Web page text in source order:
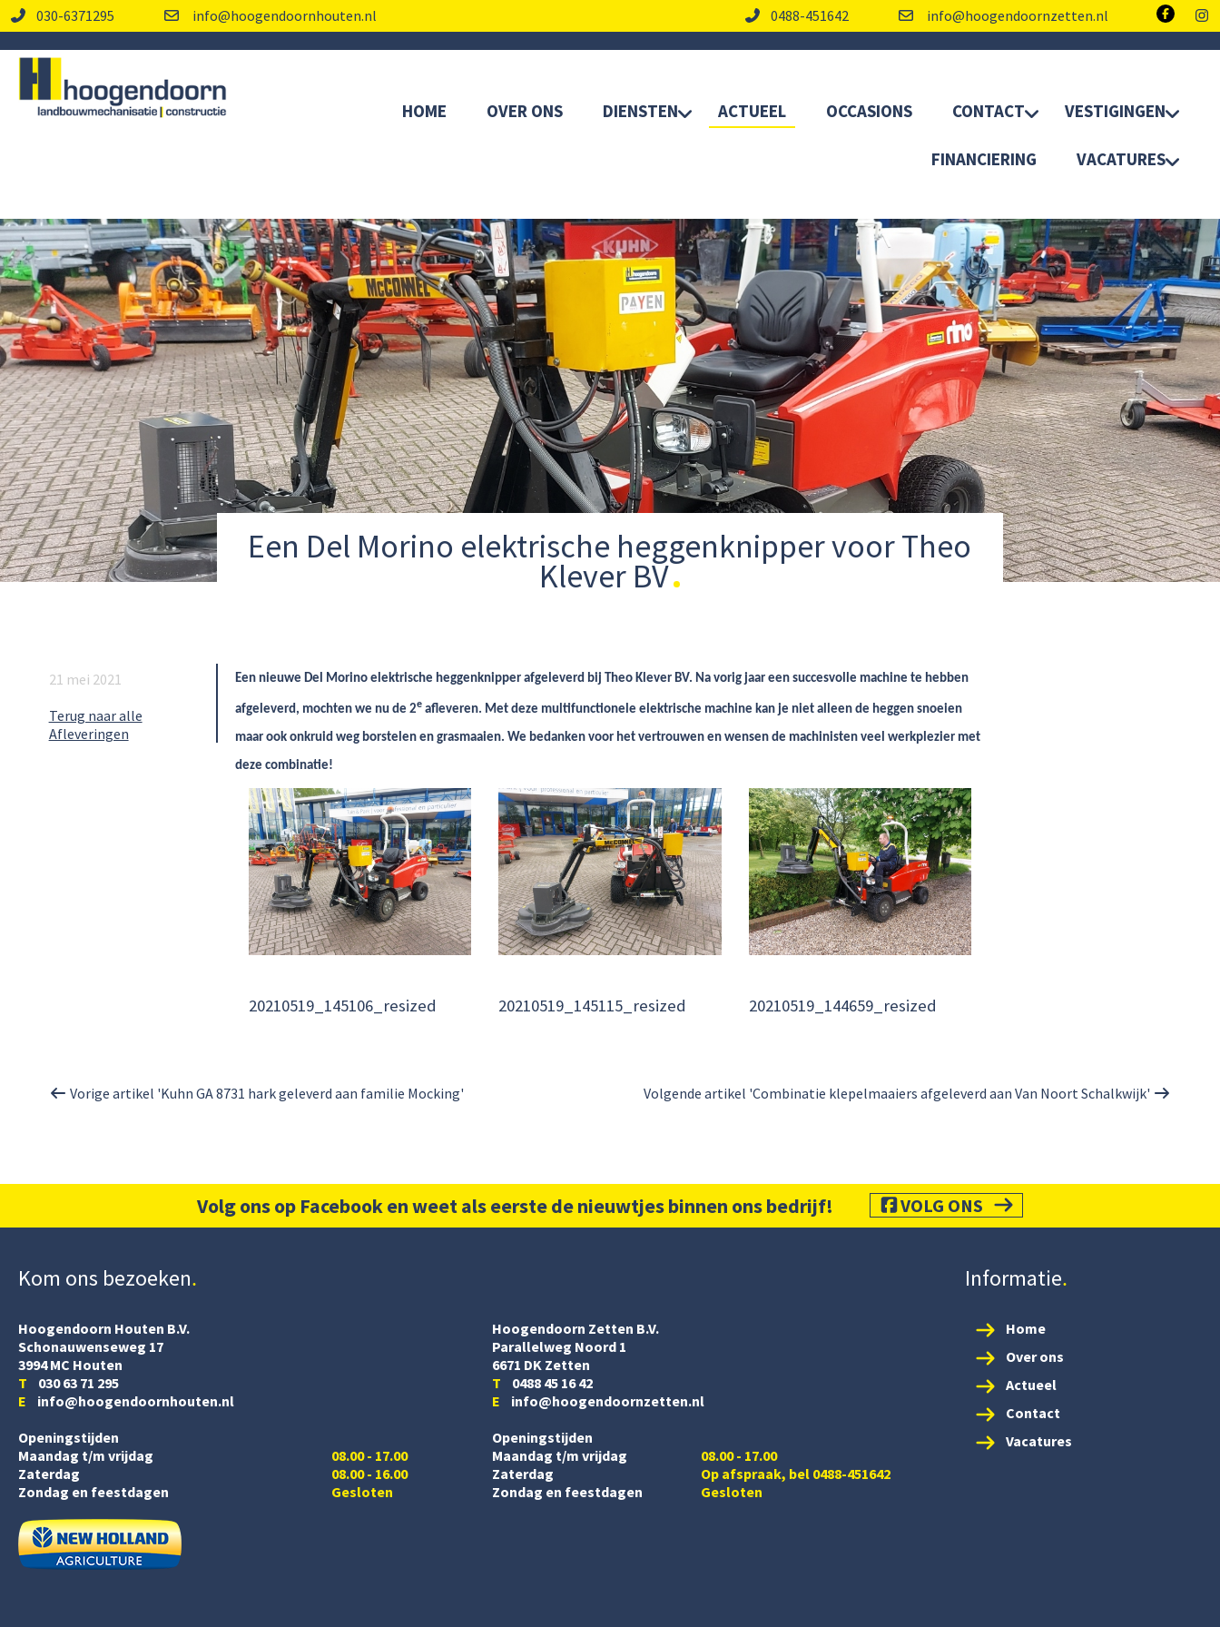
030-6371295 info@hoogendoornhouten.nl 0488-451642 info@hoogendoornzetten.nl
HOME OVER ONS DIENSTEN ACTUEEL OCCASIONS CONTACT VESTIGINGEN
FINANCIERING VACATURES
Een Del Morino elektrische heggenknipper voor Theo
Klever BV
21 mei 2021
Terug naar alle
Afleveringen
Een nieuwe Del Morino elektrische heggenknipper afgeleverd bij Theo Klever BV. Na vorig jaar een succesvolle machine te hebben
afgeleverd, mochten we nu de 2e afleveren. Met deze multifunctionele elektrische machine kan je niet alleen de heggen snoeien
maar ook onkruid weg borstelen en grasmaaien. We bedanken voor het vertrouwen en wensen de machinisten veel werkplezier met
deze combinatie!
20210519_145106_resized 20210519_145115_resized 20210519_144659_resized
Volgende artikel 'Combinatie klepelmaaiers afgeleverd aan Van Noort Schalkwijk'
Vorige artikel 'Kuhn GA 8731 hark geleverd aan familie Mocking'
Volg ons op Facebook en weet als eerste de nieuwtjes binnen ons bedrijf! VOLG ONS
Kom ons bezoeken
Hoogendoorn Houten B.V.
Schonauwenseweg 17
3994 MC Houten
T 030 63 71 295
E info@hoogendoornhouten.nl
Openingstijden
Maandag t/m vrijdag
Zaterdag
08.00 - 17.00
08.00 - 16.00
Zondag en feestdagen
Gesloten
Hoogendoorn Zetten B.V.
Parallelweg Noord 1
6671 DK Zetten
T 0488 45 16 42
E info@hoogendoornzetten.nl
Openingstijden
Maandag t/m vrijdag
08.00 - 17.00
Zaterdag
Op afspraak, bel 0488-451642
Zondag en feestdagen
Gesloten
Informatie
Home
Over ons
Actueel
Contact
Vacatures